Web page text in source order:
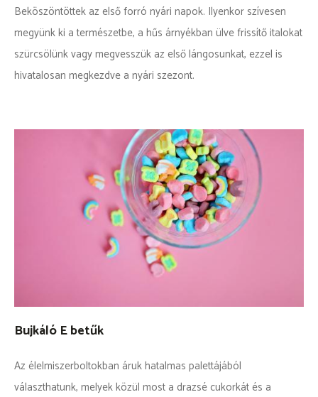
Beköszöntöttek az első forró nyári napok. Ilyenkor szívesen
megyünk ki a természetbe, a hűs árnyékban ülve frissítő italokat
szürcsölünk vagy megvesszük az első lángosunkat, ezzel is
hivatalosan megkezdve a nyári szezont.
Bujkáló E betűk
Az élelmiszerboltokban áruk hatalmas palettájából
választhatunk, melyek közül most a drazsé cukorkát és a